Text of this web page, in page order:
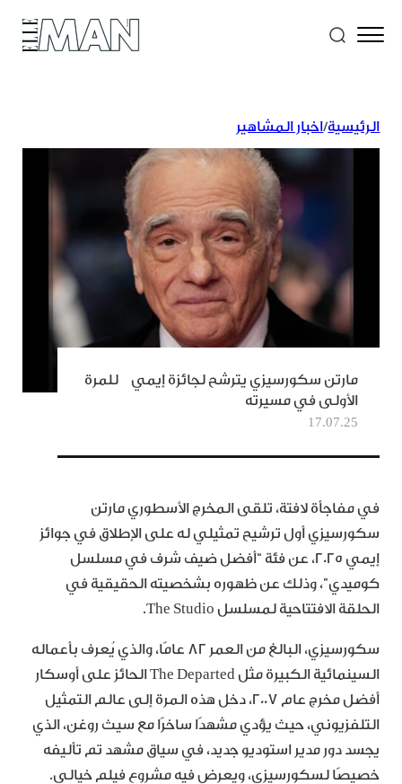
الرئيسية/اخبار المشاهير
مارتن سكورسيزي يترشح لجائزة إيمي للمرة
الأولى في مسيرته
17.07.25
في مفاجأة لافتة، تلقى المخرج الأسطوري مارتن
سكورسيزي أول ترشيح تمثيلي له على الإطلاق في جوائز
إيمي 2025، عن فئة “أفضل ضيف شرف في مسلسل
كوميدي”، وذلك عن ظهوره بشخصيته الحقيقية في
الحلقة الافتتاحية لمسلسل The Studio.
سكورسيزي، البالغ من العمر 82 عامًا، والذي يُعرف بأعماله
السينمائية الكبيرة مثل The Departed الحائز على أوسكار
أفضل مخرج عام 2007، دخل هذه المرة إلى عالم التمثيل
التلفزيوني، حيث يؤدي مشهدًا ساخرًا مع سيث روغن، الذي
يجسد دور مدير استوديو جديد، في سياق مشهد تم تأليفه
خصيصًا لسكورسيزي، ويعرض فيه مشروع فيلم خيالي.